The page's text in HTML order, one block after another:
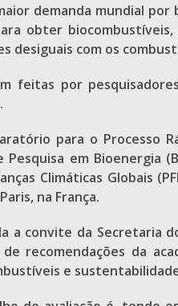
demanda mundial
obter
desiguais com os
feitas por
para o Processo
Pesquisa em Bioenergia
Climáticas Globais
na França.
a convite da Secretaria
recomendações da
e